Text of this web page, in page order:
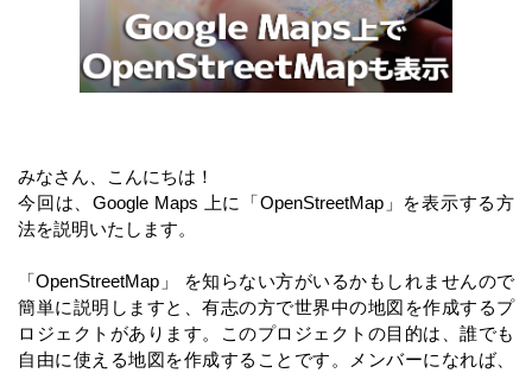
みなさん、こんにちは！
今回は、Google Maps 上に「OpenStreetMap」を表示する方
法を説明いたします。
「OpenStreetMap」 を知らない方がいるかもしれませんので
簡単に説明しますと、有志の方で世界中の地図を作成するプ
ロジェクトがあります。このプロジェクトの目的は、誰でも
自由に使える地図を作成することです。メンバーになれば、